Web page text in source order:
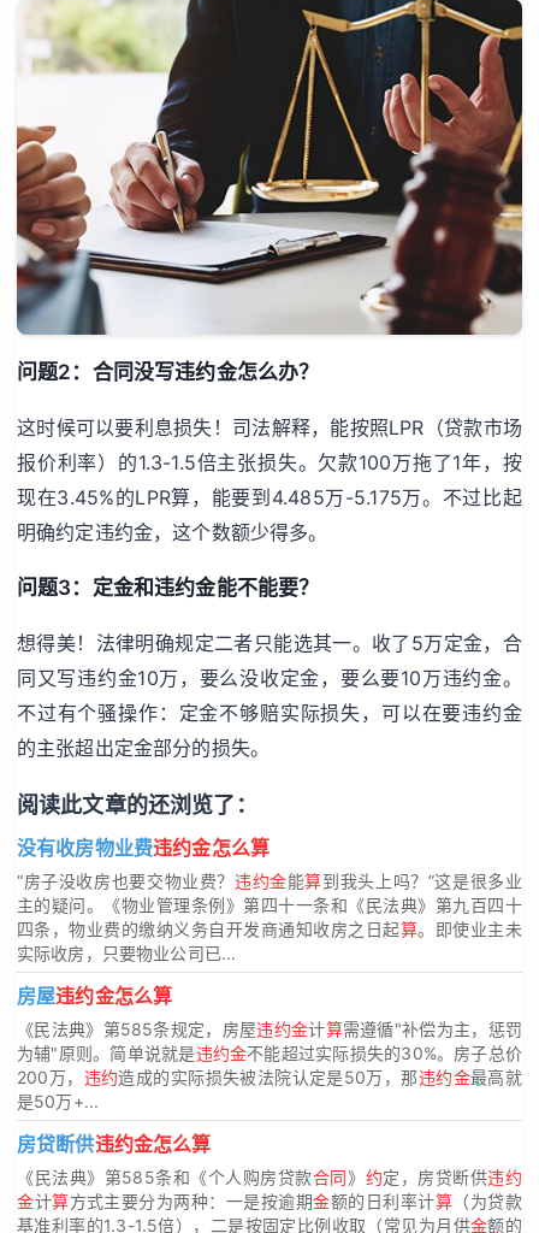
问题2：合同没写违约金怎么办？
这时候可以要利息损失！司法解释，能按照LPR（贷款市场
报价利率）的1.3-1.5倍主张损失。欠款100万拖了1年，按
现在3.45%的LPR算，能要到4.485万-5.175万。不过比起
明确约定违约金，这个数额少得多。
问题3：定金和违约金能不能要？
想得美！法律明确规定二者只能选其一。收了5万定金，合
同又写违约金10万，要么没收定金，要么要10万违约金。
不过有个骚操作：定金不够赔实际损失，可以在要违约金
的主张超出定金部分的损失。
阅读此文章的还浏览了：
没有收房物业费违约金怎么算
“房子没收房也要交物业费？ 违约金能算到我头上吗？”这是很多业
主的疑问。《物业管理条例》第四十一条和《民法典》第九百四十
四条，物业费的缴纳义务自开发商通知收房之日起算。即使业主未
实际收房，只要物业公司已...
房屋违约金怎么算
《民法典》第585条规定，房屋违约金计算需遵循"补偿为主，惩罚
为辅"原则。简单说就是违约金不能超过实际损失的30%。房子总价
200万， 违约造成的实际损失被法院认定是50万，那违约金最高就
是50万+...
房贷断供违约金怎么算
《民法典》第585条和《个人购房贷款合同》 约定，房贷断供违约
金计算方式主要分为两种：一是按逾期金额的日利率计算 （为贷款
基准利率的1.3-1.5倍），二是按固定比例收取（常见为月供金额的